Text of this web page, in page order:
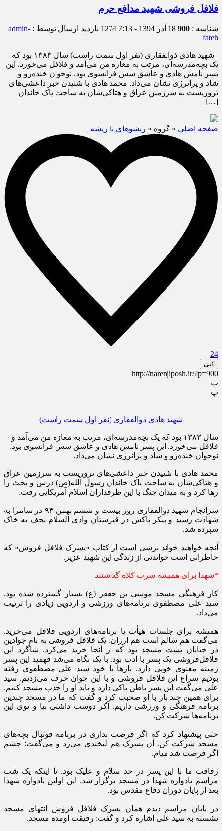
فلافل فروشی شهید مدافع حرم
شناسه : 900 18 آذر 1394 - 7:13 ارسال توسط : admin-
fateh
شهید هادی ذوالفقاری (نفر اول سمت راست) سال ۱۳۸۳ بود که
یک بچه‌مدرسه‌ای، مرتب به مغازه من می‌آمد و فلافل می‌خورد. این
پسر نامش هادی و عاشق سس فرانسوی بود. نوجوان خنده‌رو و
شاد و پرانرژی نشان می‌داد. محمد هادی با شنیدن خبر داعشی‌های
تروریست به سرزمین عراق و هتاکی‌شان به ساحت پاک خاندان
[…]
صفحه اصلی » گروه » ريشوهاي با ريشه
24
کپی
http://narenjiposh.ir/?p=900
پ
پ
شهید هادی ذوالفقاری (نفر اول سمت راست)
سال ۱۳۸۳ بود که یک بچه‌مدرسه‌ای، مرتب به مغازه من می‌آمد و
فلافل می‌خورد. این پسر نامش هادی و عاشق سس فرانسوی بود.
نوجوان خنده‌رو و شاد و پرانرژی نشان می‌داد.
محمد هادی با شنیدن خبر داعشی‌های تروریست به سرزمین عراق
و هتاکی‌شان به ساحت پاک خاندان رسول الله(ص) درس و بحث را
رها کرد و به میدان جنگ با این طرفداران اسلام آمریکایی رفت.
سرانجام شهید ذوالفقاری روز بیست و ششم بهمن ۹۳ در سامرا به
شهادت رسید و پیکر پاکش در قبرستان وادی السلام نجف به خاک
سپرده شد.
آنچه خواهید خواند برشی است از کتاب «پسرک فلافل فروش» که
خاطراتی است خواندنی از زندگی این شهید عزیز.
*شهدا برای همیشه سرت کلاه گذاشتند
کار فرهنگی مسجد موسی بن جعفر (ع) بسیار گسترده شده بود.
سید علی مصطفوی برنامه‌های ورزشی و اردویی زیادی را ترتیب
می‌داد.
همیشه برای جلسات هیأت یا برنامه‌های اردویی فلافل می‌خرید.
می‌گفت هم سالم است هم ارزان. یک فلافل فروشی به نام جوادین
در خیابان پشت مسجد بود که از آنجا خرید می‌کرد. شاگرد این
فلافل‌فروشی یک پسر با ادب بود. با یک نگاه می‌شد فهمید این پسر
زمینه معنوی خوبی دارد. بارها با خود سید علی مصطفوی رفته
بودیم سراغ این فلافل‌ فروشی و با این جوان حرف می‌زدیم. سید
علی می‌گفت این پسر باطن پاکی دارد و باید او را جذب مسجد کنیم.
برای همین چند بار با او صحبت کرد و گفت که ما در مسجد چندین
برنامه فرهنگی و ورزشی داریم. اگر دوست‌ داشتی بیا و توی این
برنامه‌ها شرکت کن.
حتی پیشنهاد کرد که اگر فرصت نداری در برنامه فوتبال بچه‌های
مسجد شرکت کن. آن پسرک هم لبخندی می‌زد و می‌گفت: چشم
اگر فرصت شد میام.
رفاقت ما با این پسر در حد سلام و علیک بود. تا اینکه یک شب
مراسم یادواره شهدا در مسجد برگزار شد. این اولین یادواره شهدا
بعد از پایان دوران دفاع مقدس بود.
در پایان مراسم دیدم همان پسرک فلافل فروش انتهای مسجد
نشسته به سید علی اشاره کرد و گفت: رفیقت اومده مسجد.